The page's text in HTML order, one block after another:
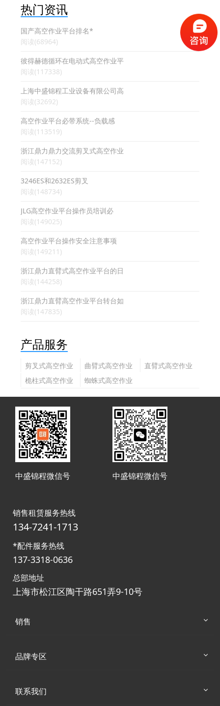
热门资讯
国产高空作业平台排名*
阅读(68964)
彼得赫德循环在电动式高空作业平
阅读(117338)
上海中盛锦程工业设备有限公司高
阅读(32692)
高空作业平台必带系统--负载感
阅读(113519)
浙江鼎力鼎力交流剪叉式高空作业
阅读(147152)
3246ES和2632ES剪叉
阅读(148734)
JLG高空作业平台操作员培训必
阅读(149025)
高空作业平台操作安全注意事项
阅读(149211)
浙江鼎力直臂式高空作业平台的日
阅读(144258)
浙江鼎力直臂高空作业平台转台如
阅读(147835)
产品服务
剪叉式高空作业
平台
曲臂式高空作业
平台
直臂式高空作业
桅柱式高空作业
蜘蛛式高空作业
中盛锦程微信号 中盛锦程微信号
销售租赁服务热线
134-7241-1713
*配件服务热线
137-3318-0636
总部地址
上海市松江区陶干路651弄9-10号
销售
品牌专区
联系我们